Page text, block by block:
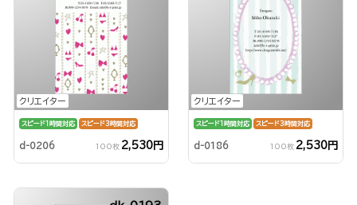
クリエイター
スピード1時間対応 スピード3時間対応
d-0206 100枚 2,530円
クリエイター
スピード1時間対応 スピード3時間対応
d-0186 100枚 2,530円